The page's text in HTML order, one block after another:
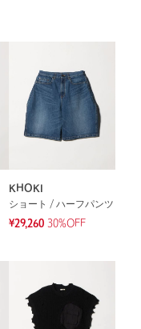
KHOKI
ショート / ハーフパンツ
¥29,260 30%OFF